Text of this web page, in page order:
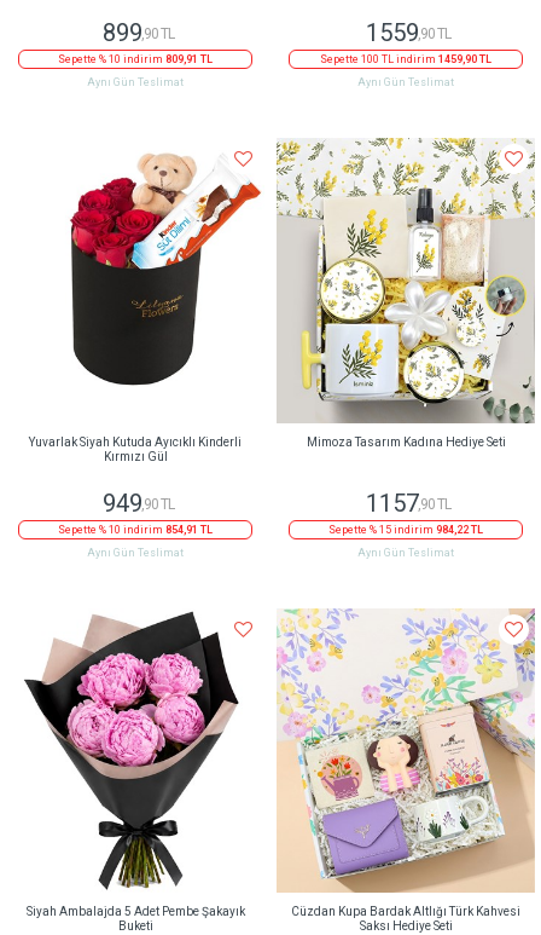
899,90 TL
Sepette % 10 indirim 809,91 TL
Aynı Gün Teslimat
1559,90 TL
Sepette 100 TL indirim 1459,90 TL
Aynı Gün Teslimat
Yuvarlak Siyah Kutuda Ayıcıklı Kinderli
Kırmızı Gül
949,90 TL
Sepette % 10 indirim 854,91 TL
Aynı Gün Teslimat
Mimoza Tasarım Kadına Hediye Seti
1157,90 TL
Sepette % 15 indirim 984,22 TL
Aynı Gün Teslimat
Siyah Ambalajda 5 Adet Pembe Şakayık
Buketi
Cüzdan Kupa Bardak Altlığı Türk Kahvesi
Saksı Hediye Seti